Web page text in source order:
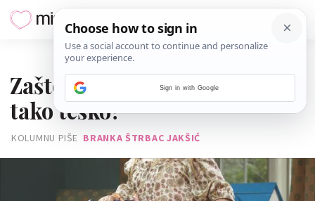
Zašto je roditeljstvo ponekad
tako teško?
KOLUMNU PIŠE BRANKA ŠTRBAC JAKŠIĆ
Sign in with Google